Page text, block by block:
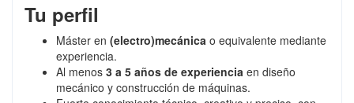
Tu perfil
Máster en (electro)mecánica o equivalente mediante
experiencia.
Al menos 3 a 5 años de experiencia en diseño
mecánico y construcción de máquinas.